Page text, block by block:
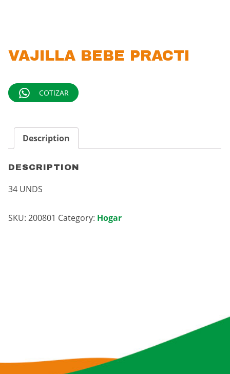
VAJILLA BEBE PRACTI
COTIZAR
Description
DESCRIPTION
34 UNDS
SKU:200801 Category: Hogar